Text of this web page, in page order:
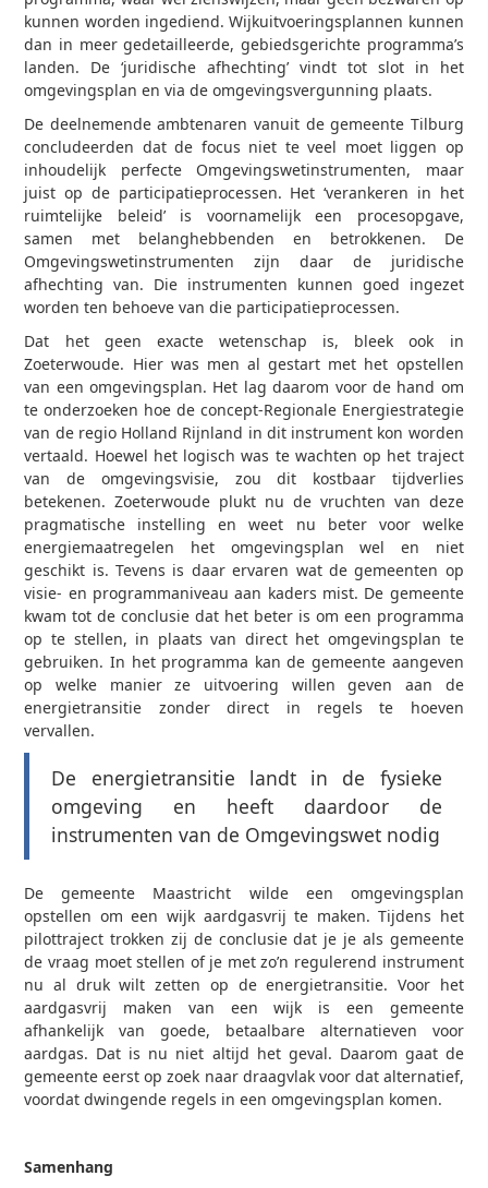
kunnen worden ingediend. Wijkuitvoeringsplannen kunnen
dan in meer gedetailleerde, gebiedsgerichte programma’s
landen. De ‘juridische afhechting’ vindt tot slot in het
omgevingsplan en via de omgevingsvergunning plaats.
De deelnemende ambtenaren vanuit de gemeente Tilburg
concludeerden dat de focus niet te veel moet liggen op
inhoudelijk perfecte Omgevingswetinstrumenten, maar
juist op de participatieprocessen. Het ‘verankeren in het
ruimtelijke beleid’ is voornamelijk een procesopgave,
samen met belanghebbenden en betrokkenen. De
Omgevingswetinstrumenten zijn daar de juridische
afhechting van. Die instrumenten kunnen goed ingezet
worden ten behoeve van die participatieprocessen.
Dat het geen exacte wetenschap is, bleek ook in
Zoeterwoude. Hier was men al gestart met het opstellen
van een omgevingsplan. Het lag daarom voor de hand om
te onderzoeken hoe de concept-Regionale Energiestrategie
van de regio Holland Rijnland in dit instrument kon worden
vertaald. Hoewel het logisch was te wachten op het traject
van de omgevingsvisie, zou dit kostbaar tijdverlies
betekenen. Zoeterwoude plukt nu de vruchten van deze
pragmatische instelling en weet nu beter voor welke
energiemaatregelen het omgevingsplan wel en niet
geschikt is. Tevens is daar ervaren wat de gemeenten op
visie- en programmaniveau aan kaders mist. De gemeente
kwam tot de conclusie dat het beter is om een programma
op te stellen, in plaats van direct het omgevingsplan te
gebruiken. In het programma kan de gemeente aangeven
op welke manier ze uitvoering willen geven aan de
energietransitie zonder direct in regels te hoeven
vervallen.
De energietransitie landt in de fysieke
omgeving en heeft daardoor de
instrumenten van de Omgevingswet nodig
De gemeente Maastricht wilde een omgevingsplan
opstellen om een wijk aardgasvrij te maken. Tijdens het
pilottraject trokken zij de conclusie dat je je als gemeente
de vraag moet stellen of je met zo’n regulerend instrument
nu al druk wilt zetten op de energietransitie. Voor het
aardgasvrij maken van een wijk is een gemeente
afhankelijk van goede, betaalbare alternatieven voor
aardgas. Dat is nu niet altijd het geval. Daarom gaat de
gemeente eerst op zoek naar draagvlak voor dat alternatief,
voordat dwingende regels in een omgevingsplan komen.
Samenhang